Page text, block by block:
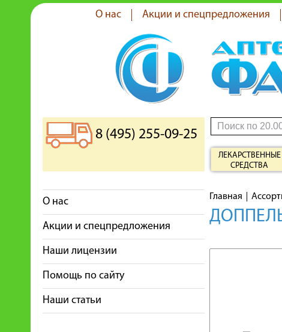
О нас Акции и спецпредложения
8 (495) 255-09-25
ЛЕКАРСТВЕННЫЕ
СРЕДСТВА
О нас
Акции и спецпредложения
Наши лицензии
Помощь по сайту
Наши статьи
Главная